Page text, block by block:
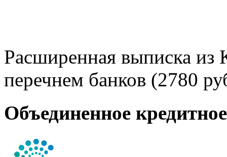
Расширенная выписка из
перечнем банков (2780
Объединенное